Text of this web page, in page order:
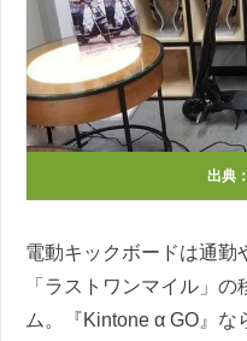
出典：
電動キックボードは通勤
「ラストワンマイル」
ム。『Kintone α GO』